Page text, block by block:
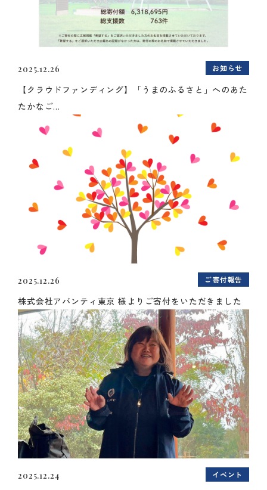
2025.12.26 お知らせ
【クラウドファンディング】「うまのふるさと」へのあた
たかなご...
2025.12.26 ご寄付報告
株式会社アバンティ東京 様よりご寄付をいただきました
2025.12.24 イベント